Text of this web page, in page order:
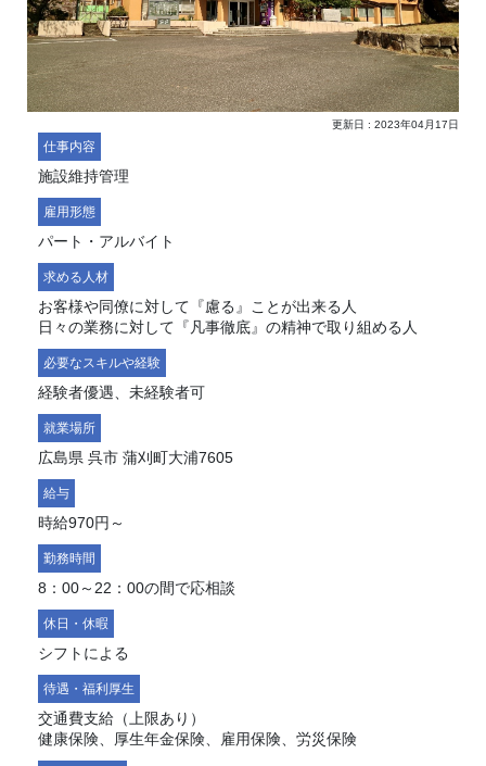
更新日 : 2023年04月17日
仕事内容
施設維持管理
雇用形態
パート・アルバイト
求める人材
お客様や同僚に対して『慮る』ことが出来る人
日々の業務に対して『凡事徹底』の精神で取り組める人
必要なスキルや経験
経験者優遇、未経験者可
就業場所
広島県 呉市 蒲刈町大浦7605
給与
時給970円～
勤務時間
8：00～22：00の間で応相談
休日・休暇
シフトによる
待遇・福利厚生
交通費支給（上限あり）
健康保険、厚生年金保険、雇用保険、労災保険